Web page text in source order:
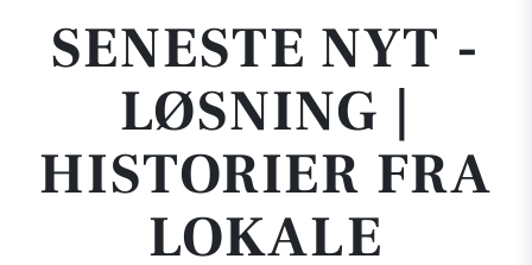
SENESTE NYT -
LØSNING |
HISTORIER FRA
LOKALE